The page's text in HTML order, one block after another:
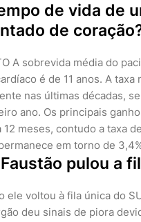
de vida de
de
A sobrevida média do
é de 11 anos. A taxa
nas últimas décadas,
ano. Os principais
12 meses, contudo a taxa
em torno de
pulou a
ele voltou à fila única do
deu sinais de piora